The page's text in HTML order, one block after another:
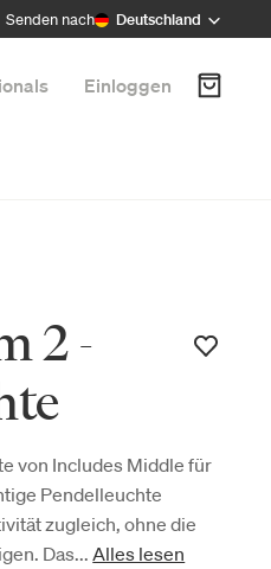
Senden nach Deutschland
Einloggen
2 -
von Includes Middle für
Pendelleuchte
zugleich, ohne die
Das... Alles lesen